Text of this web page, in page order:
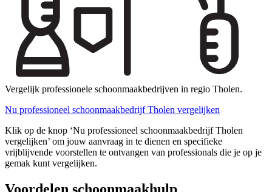
Vergelijk professionele schoonmaakbedrijven in regio Tholen.
Nu professioneel schoonmaakbedrijf Tholen vergelijken
Klik op de knop ‘Nu professioneel schoonmaakbedrijf Tholen
vergelijken’ om jouw aanvraag in te dienen en specifieke
vrijblijvende voorstellen te ontvangen van professionals die je op je
gemak kunt vergelijken.